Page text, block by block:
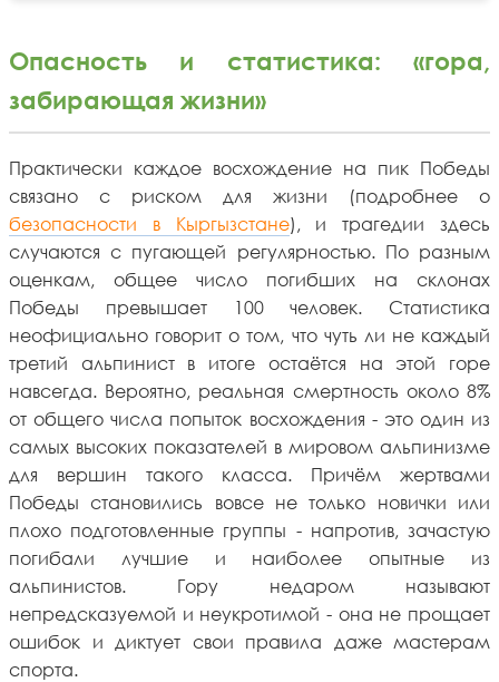
Опасность и статистика: «гора,
забирающая жизни»
Практически каждое восхождение на пик Победы
связано с риском для жизни (подробнее о
безопасности в Кыргызстане), и трагедии здесь
случаются с пугающей регулярностью. По разным
оценкам, общее число погибших на склонах
Победы превышает 100 человек. Статистика
неофициально говорит о том, что чуть ли не каждый
третий альпинист в итоге остаётся на этой горе
навсегда. Вероятно, реальная смертность около 8%
от общего числа попыток восхождения - это один из
самых высоких показателей в мировом альпинизме
для вершин такого класса. Причём жертвами
Победы становились вовсе не только новички или
плохо подготовленные группы - напротив, зачастую
погибали лучшие и наиболее опытные из
альпинистов. Гору недаром называют
непредсказуемой и неукротимой - она не прощает
ошибок и диктует свои правила даже мастерам
спорта.